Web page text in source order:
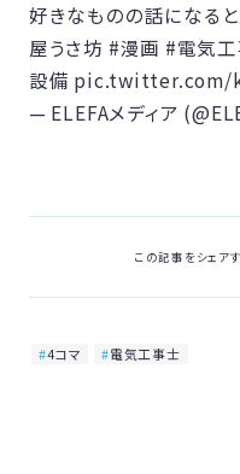
好きなものの話になる
屋うさ坊 #漫画 #電気
設備 pic.twitter.com/
— ELEFAメディア
この記事をシェアす
4コマ 電気工事士